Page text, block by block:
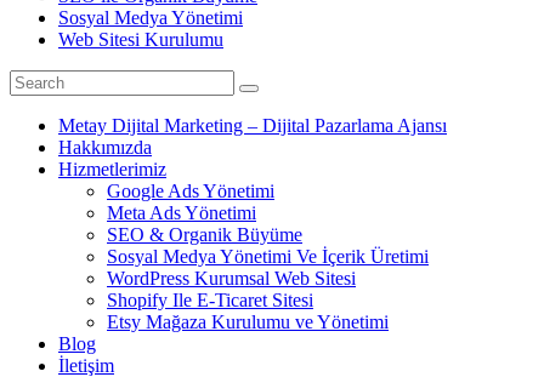
Sosyal Medya Yönetimi
Web Sitesi Kurulumu
Metay Dijital Marketing – Dijital Pazarlama Ajansı
Hakkımızda
Hizmetlerimiz
Google Ads Yönetimi
Meta Ads Yönetimi
SEO & Organik Büyüme
Sosyal Medya Yönetimi Ve İçerik Üretimi
WordPress Kurumsal Web Sitesi
Shopify Ile E-Ticaret Sitesi
Etsy Mağaza Kurulumu ve Yönetimi
Blog
İletişim